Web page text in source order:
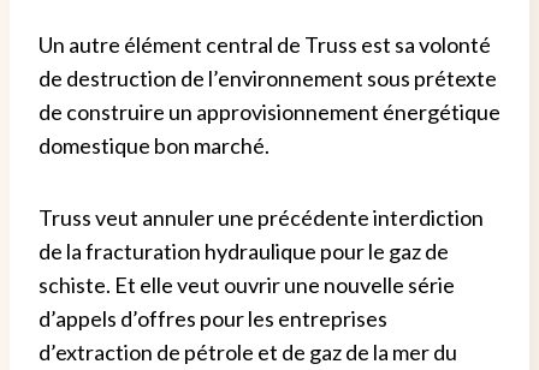
Un autre élément central de Truss est sa volonté
de destruction de l’environnement sous prétexte
de construire un approvisionnement énergétique
domestique bon marché.
Truss veut annuler une précédente interdiction
de la fracturation hydraulique pour le gaz de
schiste. Et elle veut ouvrir une nouvelle série
d’appels d’offres pour les entreprises
d’extraction de pétrole et de gaz de la mer du